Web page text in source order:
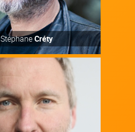
StéphaneCréty
Artiste
Découvrir